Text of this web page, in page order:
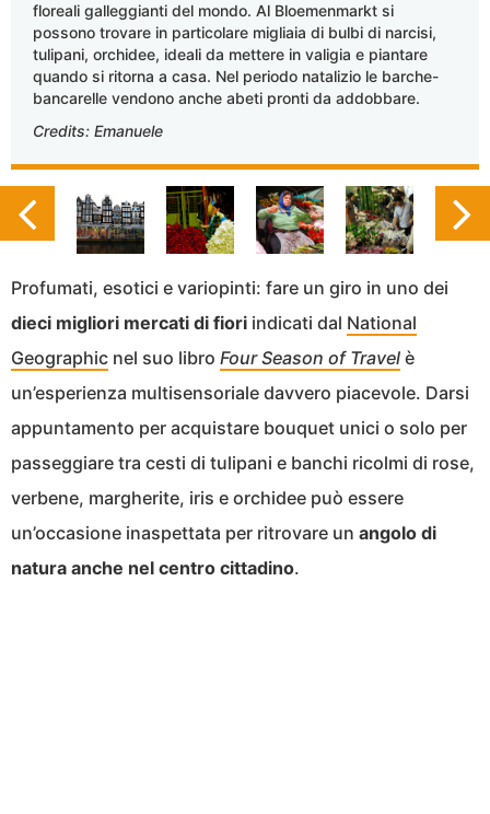
floreali galleggianti del mondo. Al Bloemenmarkt si
possono trovare in particolare migliaia di bulbi di narcisi,
tulipani, orchidee, ideali da mettere in valigia e piantare
quando si ritorna a casa. Nel periodo natalizio le barche-
bancarelle vendono anche abeti pronti da addobbare.
Credits: Emanuele
Profumati, esotici e variopinti: fare un giro in uno dei
dieci migliori mercati di fiori indicati dal National
Geographic nel suo libro Four Season of Travel è
un’esperienza multisensoriale davvero piacevole. Darsi
appuntamento per acquistare bouquet unici o solo per
passeggiare tra cesti di tulipani e banchi ricolmi di rose,
verbene, margherite, iris e orchidee può essere
un’occasione inaspettata per ritrovare un angolo di
natura anche nel centro cittadino.